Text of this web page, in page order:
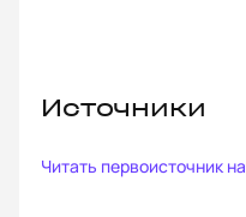
Источники
Читать первоисточник на